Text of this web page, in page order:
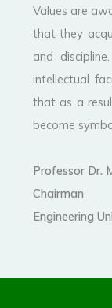
Values are
that they
and
intellectual
that as a
become
Professor Dr.
Chairman
Engineering